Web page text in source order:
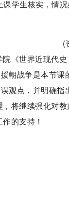
学生核实，情
(
《世界近现代
朝战争是本节
观点，并明确
将继续强化对
的支持！